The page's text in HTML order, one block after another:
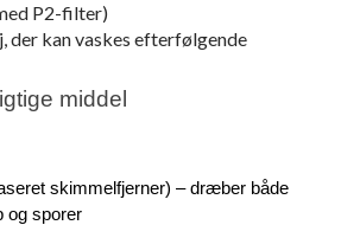
P2-filter)
der kan vaskes efterfølgende
middel
skimmelfjerner) – dræber både
og sporer